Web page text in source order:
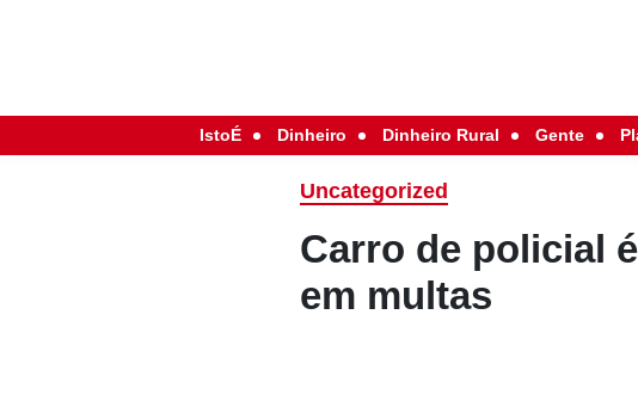
IstoÉ Dinheiro Dinheiro Rural Gente
Uncategorized
Carro de policial
em multas